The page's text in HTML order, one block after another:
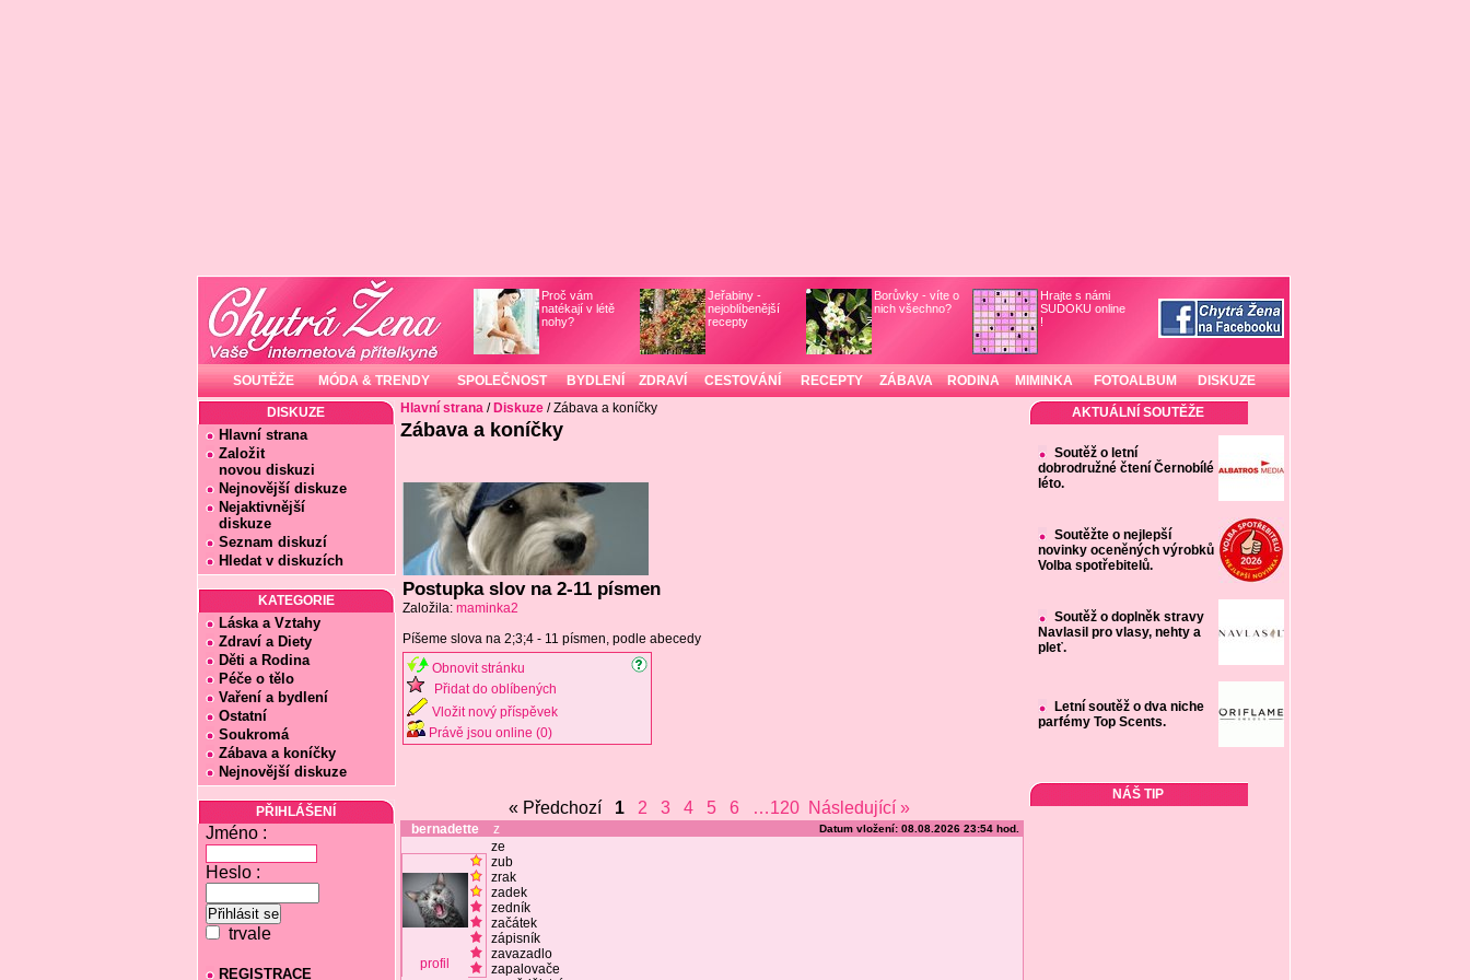
Proč vám
natékají v létě
nohy?
Jeřabiny -
nejoblíbenější
recepty
Borůvky - víte o
nich všechno?
Hrajte s námi
SUDOKU online
!
SOUTĚŽE MÓDA & TRENDY SPOLEČNOST BYDLENÍ ZDRAVÍ CESTOVÁNÍ RECEPTY ZÁBAVA RODINA MIMINKA FOTOALBUM DISKUZE
DISKUZE
Hlavní strana
Založit
novou diskuzi
Nejnovější diskuze
Nejaktivnější
diskuze
Seznam diskuzí
Hledat v diskuzích
KATEGORIE
Láska a Vztahy
Zdraví a Diety
Děti a Rodina
Péče o tělo
Vaření a bydlení
Ostatní
Soukromá
Zábava a koníčky
Nejnovější diskuze
PŘIHLÁŠENÍ
Jméno :
Heslo :
trvale
REGISTRACE
Hlavní strana/ Diskuze/ Zábava a koníčky
Zábava a koníčky
Postupka slov na 2-11 písmen
Založila: maminka2
Píšeme slova na 2;3;4 - 11 písmen, podle abecedy
Obnovit stránku
Přidat do oblíbených
Vložit nový příspěvek
Právě jsou online (0)
« Předchozí 1 2 3 4 5 6 …120 Následující »
bernadette z Datum vložení: 08.08.2026 23:54 hod.
profil
ze
zub
zrak
zadek
zedník
začátek
zápisník
zavazadlo
zapalovače
AKTUÁLNÍ SOUTĚŽE
Soutěž o letní
dobrodružné čtení Černobílé
léto.
Soutěžte o nejlepší
novinky oceněných výrobků
Volba spotřebitelů.
Soutěž o doplněk stravy
Navlasil pro vlasy, nehty a
pleť.
Letní soutěž o dva niche
parfémy Top Scents.
NÁŠ TIP